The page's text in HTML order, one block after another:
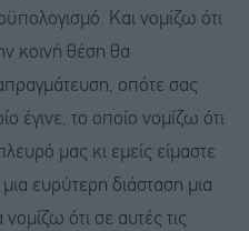
Και νομίζω ότι
κοινή θέση θα
οπότε σας
έγινε, το οποίο νομίζω ότι
μας κι εμείς είμαστε
ευρύτερη διάσταση μια
ότι σε αυτές τις